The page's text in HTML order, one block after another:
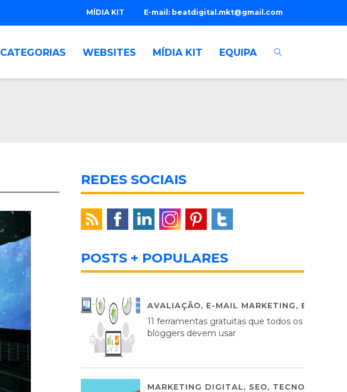
E-mail: beatdigital.mkt@gmail.com
MÍDIA KIT
CATEGORIAS WEBSITES MÍDIA KIT EQUIPA
REDES SOCIAIS
POSTS + POPULARES
AVALIAÇÃO, E-MAIL MARKETING,
11 ferramentas gratuitas que todos os
bloggers devem usar
MARKETING DIGITAL, SEO, TECNOLOGIA